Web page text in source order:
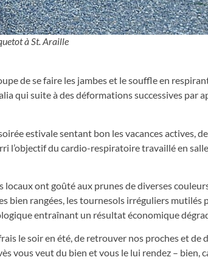
à St. Araille
de se faire les jambes et le souffle en
qui suite à des déformations successives par
estivale sentant bon les vacances actives,
l’objectif du cardio-respiratoire travaillé en
ont goûté aux prunes de diverses
bien rangées, les tournesols irréguliers mutilés
entraînant un résultat économique
le soir en été, de retrouver nos proches et de
vous veut du bien et vous le lui rendez – bien,